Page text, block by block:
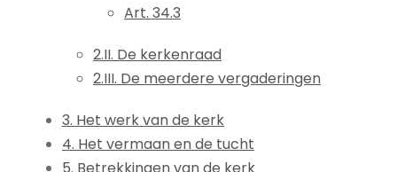
Art. 34.3
2.II. De kerkenraad
2.III. De meerdere vergaderingen
3. Het werk van de kerk
4. Het vermaan en de tucht
5. Betrekkingen van de kerk